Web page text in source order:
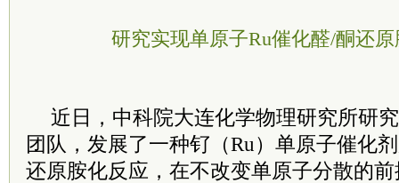
研究实现单原子Ru催化醛/酮还
近日，中科院大连化学物理研究所研
团队，发展了一种钌（Ru）单原子催化
还原胺化反应，在不改变单原子分散的